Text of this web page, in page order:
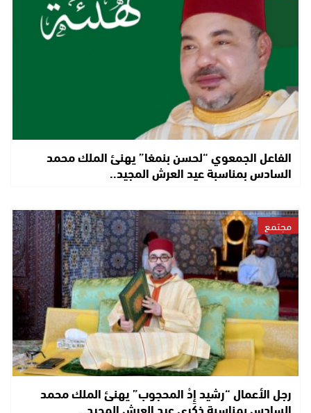
الفاعل الجمعوي “لحسن بنمغا” يهنئ الملك محمد
السادس بمناسبة عيد العرش المجيد..
مجتمع
رجل الأعمال “رشيد إِدْ المحجوب” يهنئ الملك محمد